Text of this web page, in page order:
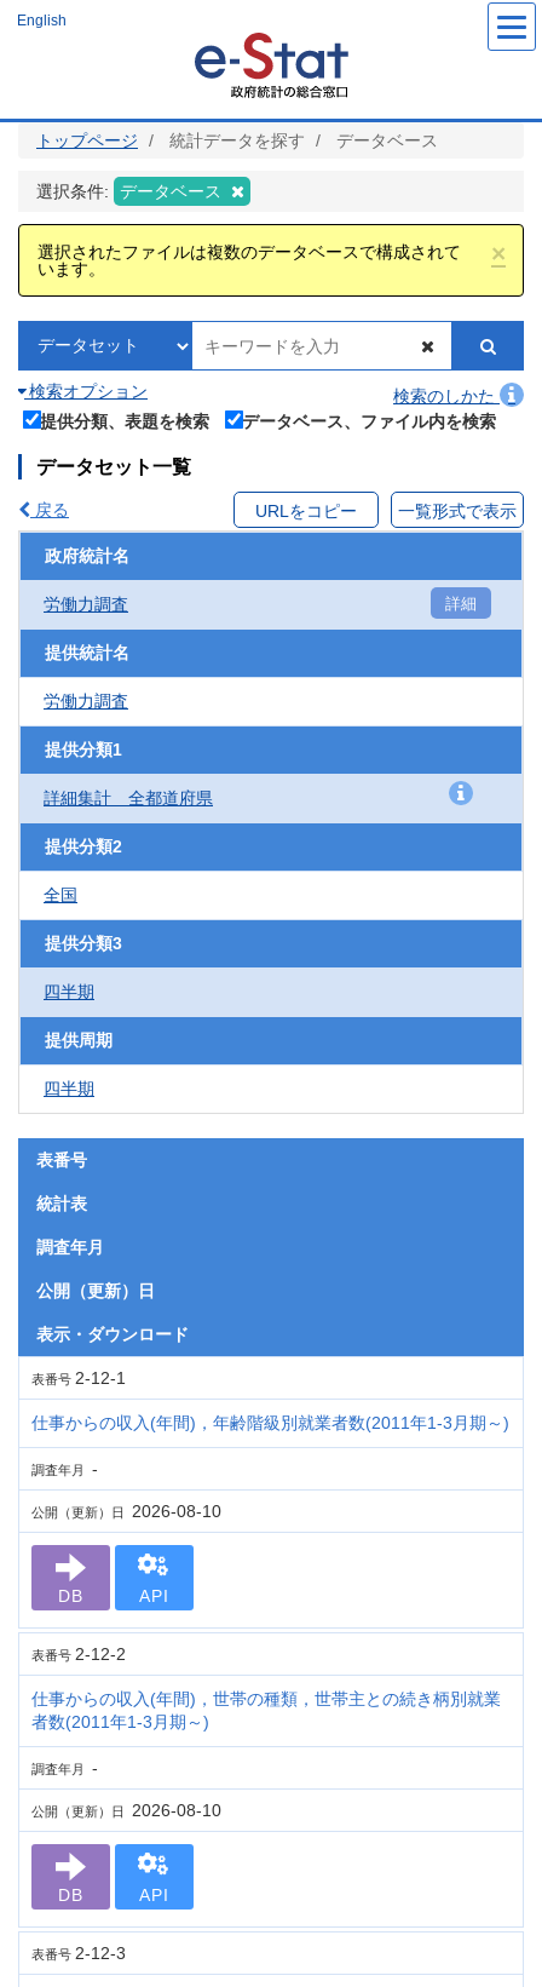
ツ
English
トップページ 統計データを探す データベース
選択条件: データベース
×
選択されたファイルは複数のデータベースで構成されて
います。
検索オプション
検索のしかた
提供分類、表題を検索
データベース、ファイル内を検索
データセット一覧
戻る URLをコピー 一覧形式で表示
政府統計名
労働力調査 詳細
提供統計名
労働力調査
提供分類1
詳細集計 全都道府県
提供分類2
全国
提供分類3
四半期
提供周期
四半期
表番号
統計表
調査年月
公開（更新）日
表示・ダウンロード
表番号 2-12-1
仕事からの収入(年間)，年齢階級別就業者数(2011年1-3月期～)
調査年月 -
公開（更新）日 2026-08-10
DB API
表番号 2-12-2
仕事からの収入(年間)，世帯の種類，世帯主との続き柄別就業
者数(2011年1-3月期～)
調査年月 -
公開（更新）日 2026-08-10
DB API
表番号 2-12-3